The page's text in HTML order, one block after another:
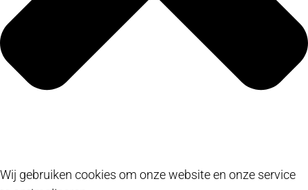
Wij gebruiken cookies om onze website en onze service